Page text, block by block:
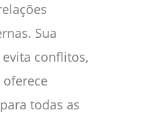
Sua
conflitos,
todas as